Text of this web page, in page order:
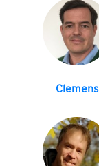
Clemens